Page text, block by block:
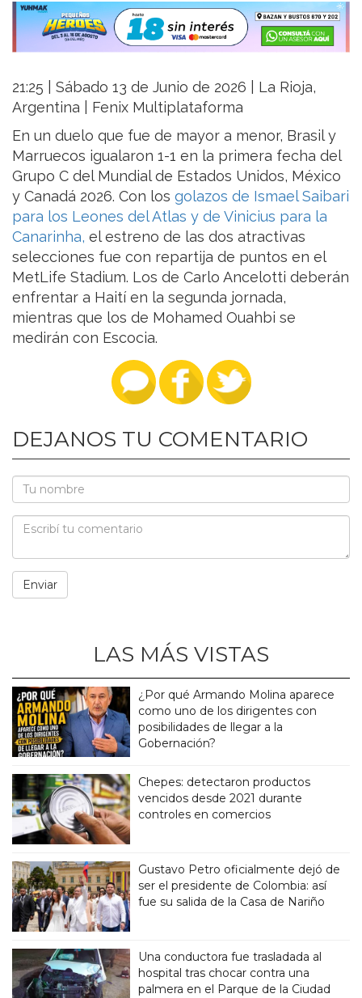
21:25 | Sábado 13 de Junio de 2026 | La Rioja,
Argentina | Fenix Multiplataforma
En un duelo que fue de mayor a menor, Brasil y
Marruecos igualaron 1-1 en la primera fecha del
Grupo C del Mundial de Estados Unidos, México
y Canadá 2026. Con los golazos de Ismael Saibari
para los Leones del Atlas y de Vinicius para la
Canarinha, el estreno de las dos atractivas
selecciones fue con repartija de puntos en el
MetLife Stadium. Los de Carlo Ancelotti deberán
enfrentar a Haití en la segunda jornada,
mientras que los de Mohamed Ouahbi se
medirán con Escocia.
DEJANOS TU COMENTARIO
LAS MÁS VISTAS
¿Por qué Armando Molina aparece
como uno de los dirigentes con
posibilidades de llegar a la
Gobernación?
Chepes: detectaron productos
vencidos desde 2021 durante
controles en comercios
Gustavo Petro oficialmente dejó de
ser el presidente de Colombia: así
fue su salida de la Casa de Nariño
Una conductora fue trasladada al
hospital tras chocar contra una
palmera en el Parque de la Ciudad